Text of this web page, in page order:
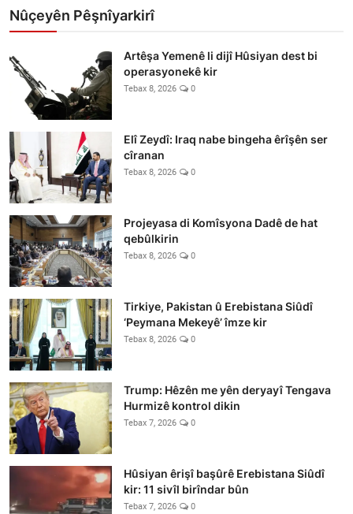
Nûçeyên Pêşnîyarkirî
Artêşa Yemenê li dijî Hûsiyan dest bi
operasyonekê kir
Tebax 8, 2026 0
Elî Zeydî: Iraq nabe bingeha êrîşên ser
cîranan
Tebax 8, 2026 0
Projeyasa di Komîsyona Dadê de hat
qebûlkirin
Tebax 8, 2026 0
Tirkiye, Pakistan û Erebistana Siûdî
‘Peymana Mekeyê’ îmze kir
Tebax 8, 2026 0
Trump: Hêzên me yên deryayî Tengava
Hurmizê kontrol dikin
Tebax 7, 2026 0
Hûsiyan êrişî başûrê Erebistana Siûdî
kir: 11 sivîl birîndar bûn
Tebax 7, 2026 0